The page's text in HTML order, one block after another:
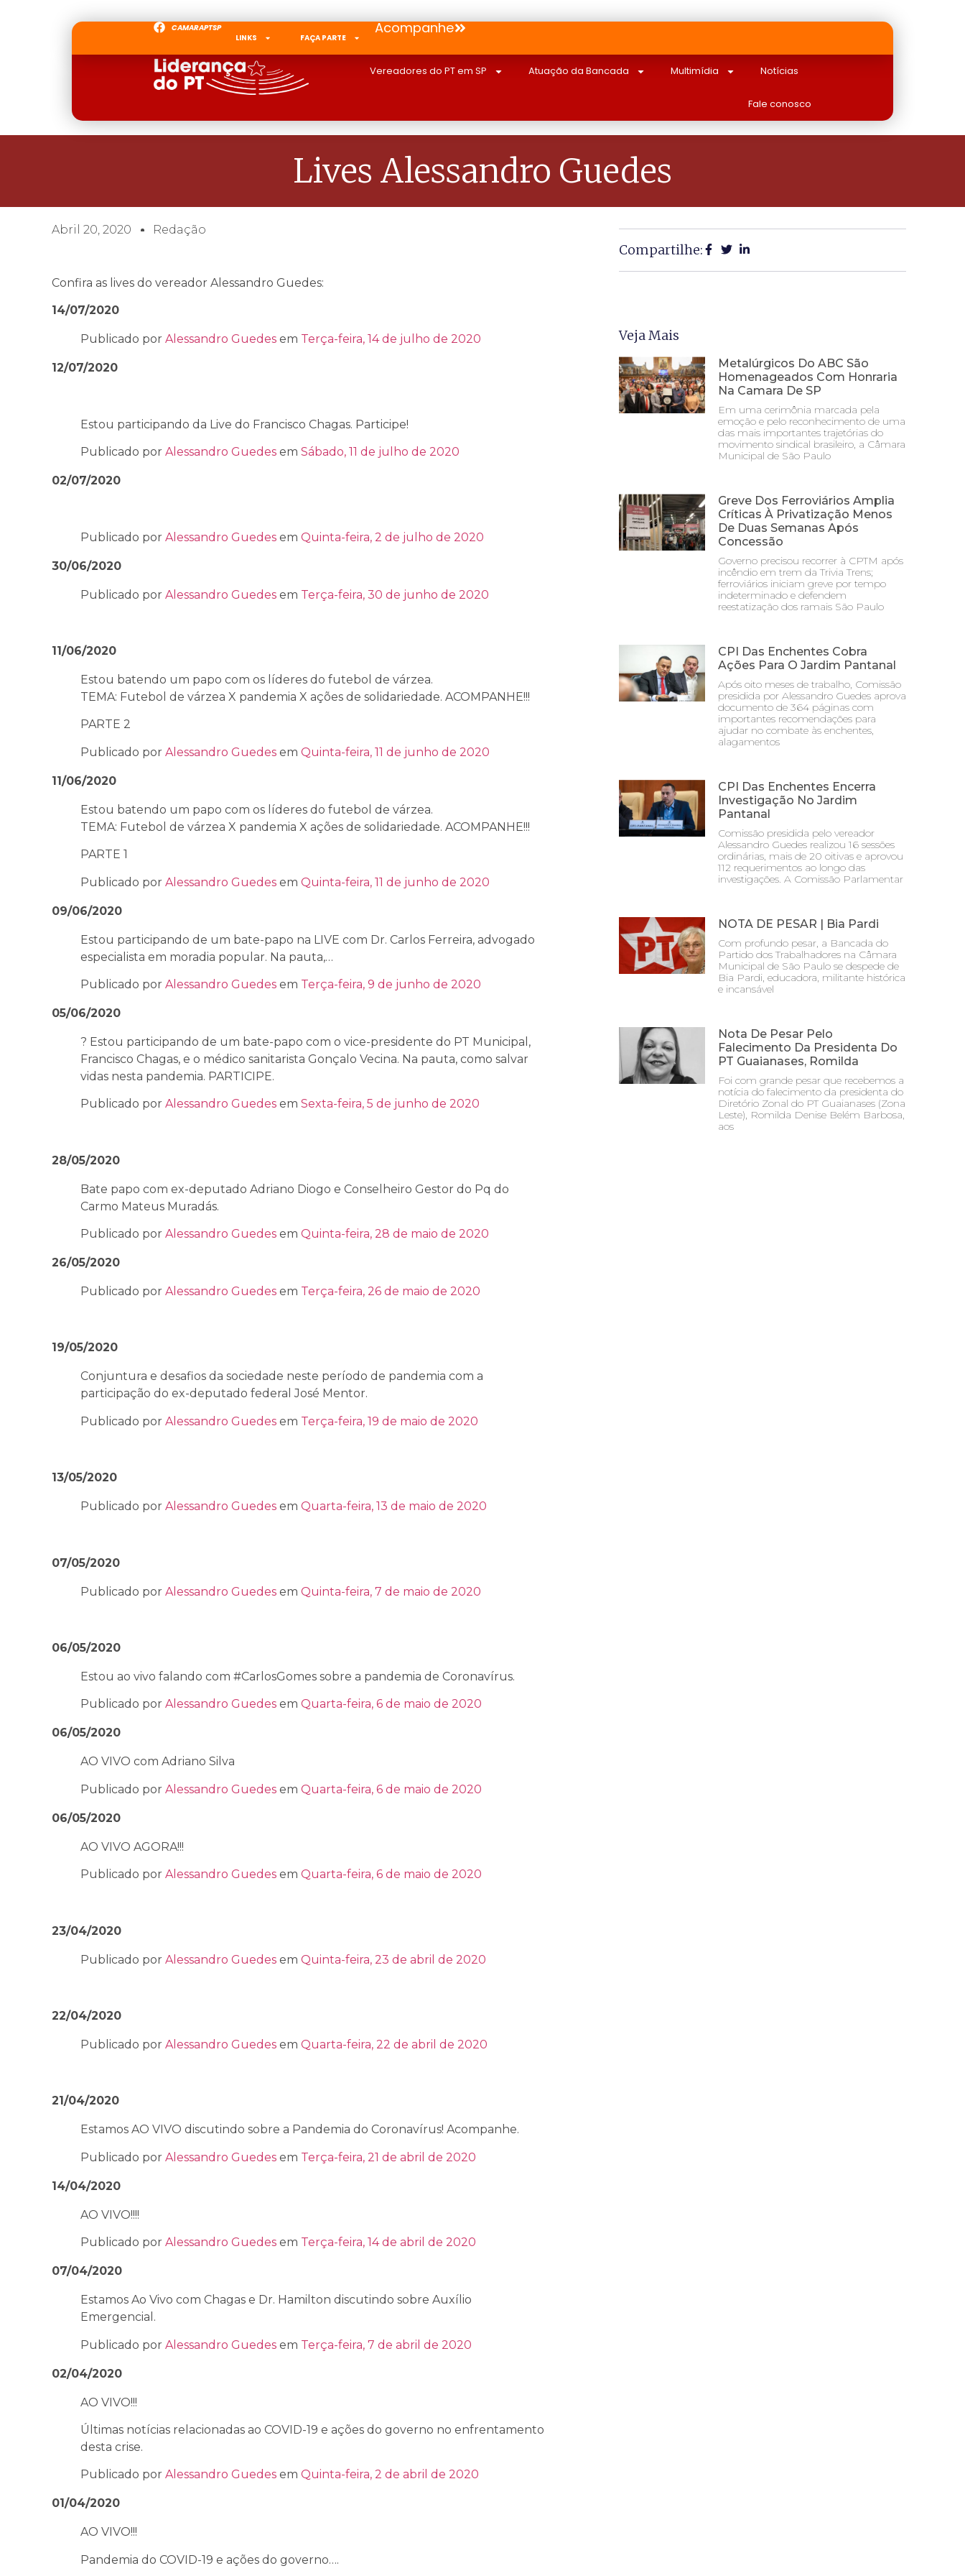
CAMARAPTSP
LINKS
FAÇA PARTE
Acompanhe
Vereadores do PT em SP Atuação da Bancada Multimídia Notícias
Fale conosco
Lives Alessandro Guedes
Abril 20, 2020 Redação
Confira as lives do vereador Alessandro Guedes:
14/07/2020
Publicado por Alessandro Guedes em Terça-feira, 14 de julho de 2020
12/07/2020
Estou participando da Live do Francisco Chagas. Participe!
Publicado por Alessandro Guedes em Sábado, 11 de julho de 2020
02/07/2020
Publicado por Alessandro Guedes em Quinta-feira, 2 de julho de 2020
30/06/2020
Publicado por Alessandro Guedes em Terça-feira, 30 de junho de 2020
11/06/2020
Estou batendo um papo com os líderes do futebol de várzea.
TEMA: Futebol de várzea X pandemia X ações de solidariedade. ACOMPANHE!!!
PARTE 2
Publicado por Alessandro Guedes em Quinta-feira, 11 de junho de 2020
11/06/2020
Estou batendo um papo com os líderes do futebol de várzea.
TEMA: Futebol de várzea X pandemia X ações de solidariedade. ACOMPANHE!!!
PARTE 1
Publicado por Alessandro Guedes em Quinta-feira, 11 de junho de 2020
09/06/2020
Estou participando de um bate-papo na LIVE com Dr. Carlos Ferreira, advogado
especialista em moradia popular. Na pauta,…
Publicado por Alessandro Guedes em Terça-feira, 9 de junho de 2020
05/06/2020
? Estou participando de um bate-papo com o vice-presidente do PT Municipal,
Francisco Chagas, e o médico sanitarista Gonçalo Vecina. Na pauta, como salvar
vidas nesta pandemia. PARTICIPE.
Publicado por Alessandro Guedes em Sexta-feira, 5 de junho de 2020
28/05/2020
Bate papo com ex-deputado Adriano Diogo e Conselheiro Gestor do Pq do
Carmo Mateus Muradás.
Publicado por Alessandro Guedes em Quinta-feira, 28 de maio de 2020
26/05/2020
Publicado por Alessandro Guedes em Terça-feira, 26 de maio de 2020
19/05/2020
Conjuntura e desafios da sociedade neste período de pandemia com a
participação do ex-deputado federal José Mentor.
Publicado por Alessandro Guedes em Terça-feira, 19 de maio de 2020
13/05/2020
Publicado por Alessandro Guedes em Quarta-feira, 13 de maio de 2020
07/05/2020
Publicado por Alessandro Guedes em Quinta-feira, 7 de maio de 2020
06/05/2020
Estou ao vivo falando com #CarlosGomes sobre a pandemia de Coronavírus.
Publicado por Alessandro Guedes em Quarta-feira, 6 de maio de 2020
06/05/2020
AO VIVO com Adriano Silva
Publicado por Alessandro Guedes em Quarta-feira, 6 de maio de 2020
06/05/2020
AO VIVO AGORA!!!
Publicado por Alessandro Guedes em Quarta-feira, 6 de maio de 2020
23/04/2020
Publicado por Alessandro Guedes em Quinta-feira, 23 de abril de 2020
22/04/2020
Publicado por Alessandro Guedes em Quarta-feira, 22 de abril de 2020
21/04/2020
Estamos AO VIVO discutindo sobre a Pandemia do Coronavírus! Acompanhe.
Publicado por Alessandro Guedes em Terça-feira, 21 de abril de 2020
14/04/2020
AO VIVO!!!!
Publicado por Alessandro Guedes em Terça-feira, 14 de abril de 2020
07/04/2020
Estamos Ao Vivo com Chagas e Dr. Hamilton discutindo sobre Auxílio
Emergencial.
Publicado por Alessandro Guedes em Terça-feira, 7 de abril de 2020
02/04/2020
AO VIVO!!!
Últimas notícias relacionadas ao COVID-19 e ações do governo no enfrentamento
desta crise.
Publicado por Alessandro Guedes em Quinta-feira, 2 de abril de 2020
01/04/2020
AO VIVO!!!
Pandemia do COVID-19 e ações do governo….
Compartilhe:
Veja Mais
Metalúrgicos Do ABC São
Homenageados Com Honraria
Na Camara De SP
Em uma cerimônia marcada pela
emoção e pelo reconhecimento de uma
das mais importantes trajetórias do
movimento sindical brasileiro, a Câmara
Municipal de São Paulo
Greve Dos Ferroviários Amplia
Críticas À Privatização Menos
De Duas Semanas Após
Concessão
Governo precisou recorrer à CPTM após
incêndio em trem da Trivia Trens;
ferroviários iniciam greve por tempo
indeterminado e defendem
reestatização dos ramais São Paulo
CPI Das Enchentes Cobra
Ações Para O Jardim Pantanal
Após oito meses de trabalho, Comissão
presidida por Alessandro Guedes aprova
documento de 364 páginas com
importantes recomendações para
ajudar no combate às enchentes,
alagamentos
CPI Das Enchentes Encerra
Investigação No Jardim
Pantanal
Comissão presidida pelo vereador
Alessandro Guedes realizou 16 sessões
ordinárias, mais de 20 oitivas e aprovou
112 requerimentos ao longo das
investigações. A Comissão Parlamentar
NOTA DE PESAR | Bia Pardi
Com profundo pesar, a Bancada do
Partido dos Trabalhadores na Câmara
Municipal de São Paulo se despede de
Bia Pardi, educadora, militante histórica
e incansável
Nota De Pesar Pelo
Falecimento Da Presidenta Do
PT Guaianases, Romilda
Foi com grande pesar que recebemos a
notícia do falecimento da presidenta do
Diretório Zonal do PT Guaianases (Zona
Leste), Romilda Denise Belém Barbosa,
aos